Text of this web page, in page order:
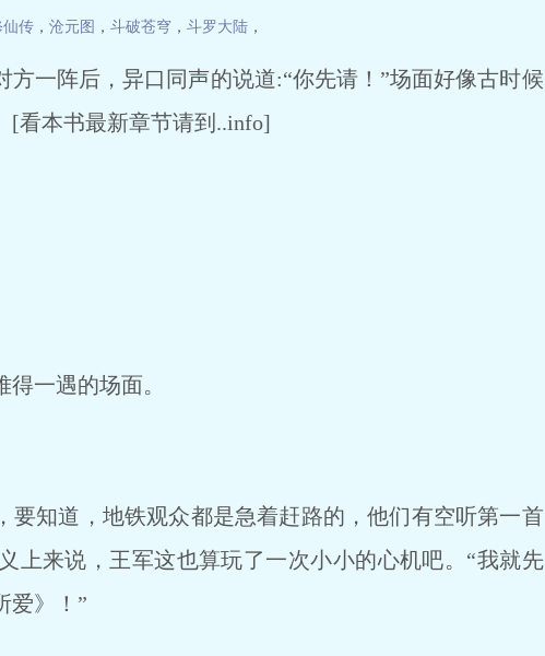
仙传 ， 沧元图 ， 斗破苍穹 ， 斗罗大陆 ，
一阵后，异口同声的说道:“你先请！”场面好像古时候
[看本书最新章节请到..info]
一遇的场面。
知道，地铁观众都是急着赶路的，他们有空听第一首
上来说，王军这也算玩了一次小小的心机吧。“我就先
爱》！”